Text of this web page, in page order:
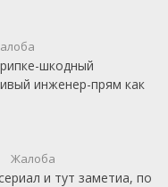
шкодный
инженер-прям как
Жалоба
и тут заметиа, по